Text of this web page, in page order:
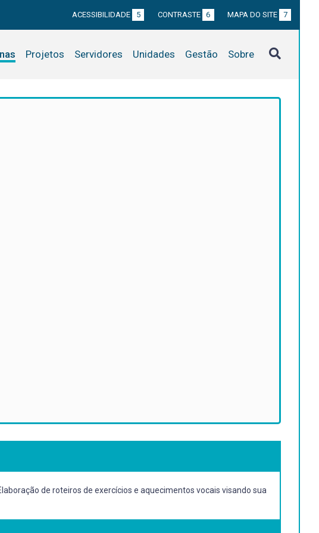
ACESSIBILIDADE 5 CONTRASTE 6 MAPA DO SITE 7
Projetos Servidores Unidades Gestão Sobre
de roteiros de exercícios e aquecimentos vocais visando sua